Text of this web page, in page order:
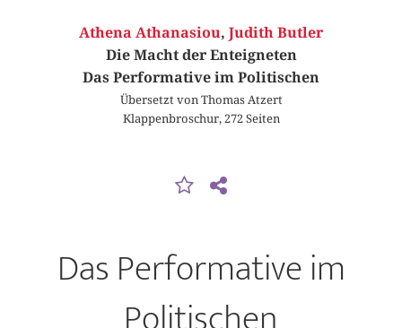
Athena Athanasiou, Judith Butler
Die Macht der Enteigneten
Das Performative im Politischen
Übersetzt von Thomas Atzert
Klappenbroschur, 272 Seiten
Das Performative im